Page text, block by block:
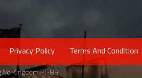
Privacy Policy Terms And Condition
No Kingdom PT-BR